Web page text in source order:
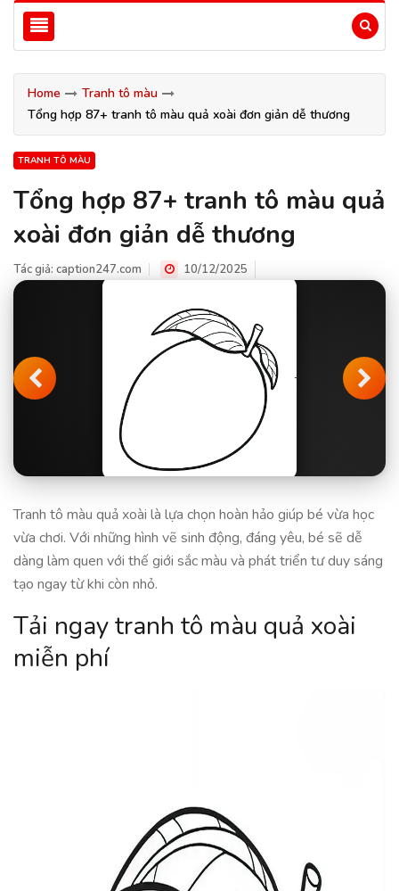
Home
Tranh tô màu
Tổng hợp 87+ tranh tô màu quả xoài đơn giản dễ thương
TRANH TÔ MÀU
Tổng hợp 87+ tranh tô màu quả
xoài đơn giản dễ thương
Tác giả: caption247.com 10/12/2025
Tranh tô màu quả xoài là lựa chọn hoàn hảo giúp bé vừa học
vừa chơi. Với những hình vẽ sinh động, đáng yêu, bé sẽ dễ
dàng làm quen với thế giới sắc màu và phát triển tư duy sáng
tạo ngay từ khi còn nhỏ.
Tải ngay tranh tô màu quả xoài
miễn phí